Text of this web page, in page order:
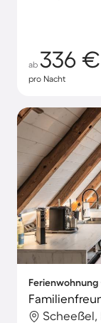
ab 336 €
pro Nacht
Ferienwohnung
Scheeßel,